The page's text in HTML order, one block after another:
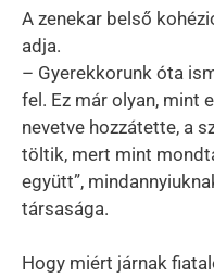
A zenekar belső
adja.
– Gyerekkorunk óta
fel. Ez már olyan, mint
nevetve hozzátette, a
töltik, mert mint
együtt”,
társasága.
Hogy miért járnak